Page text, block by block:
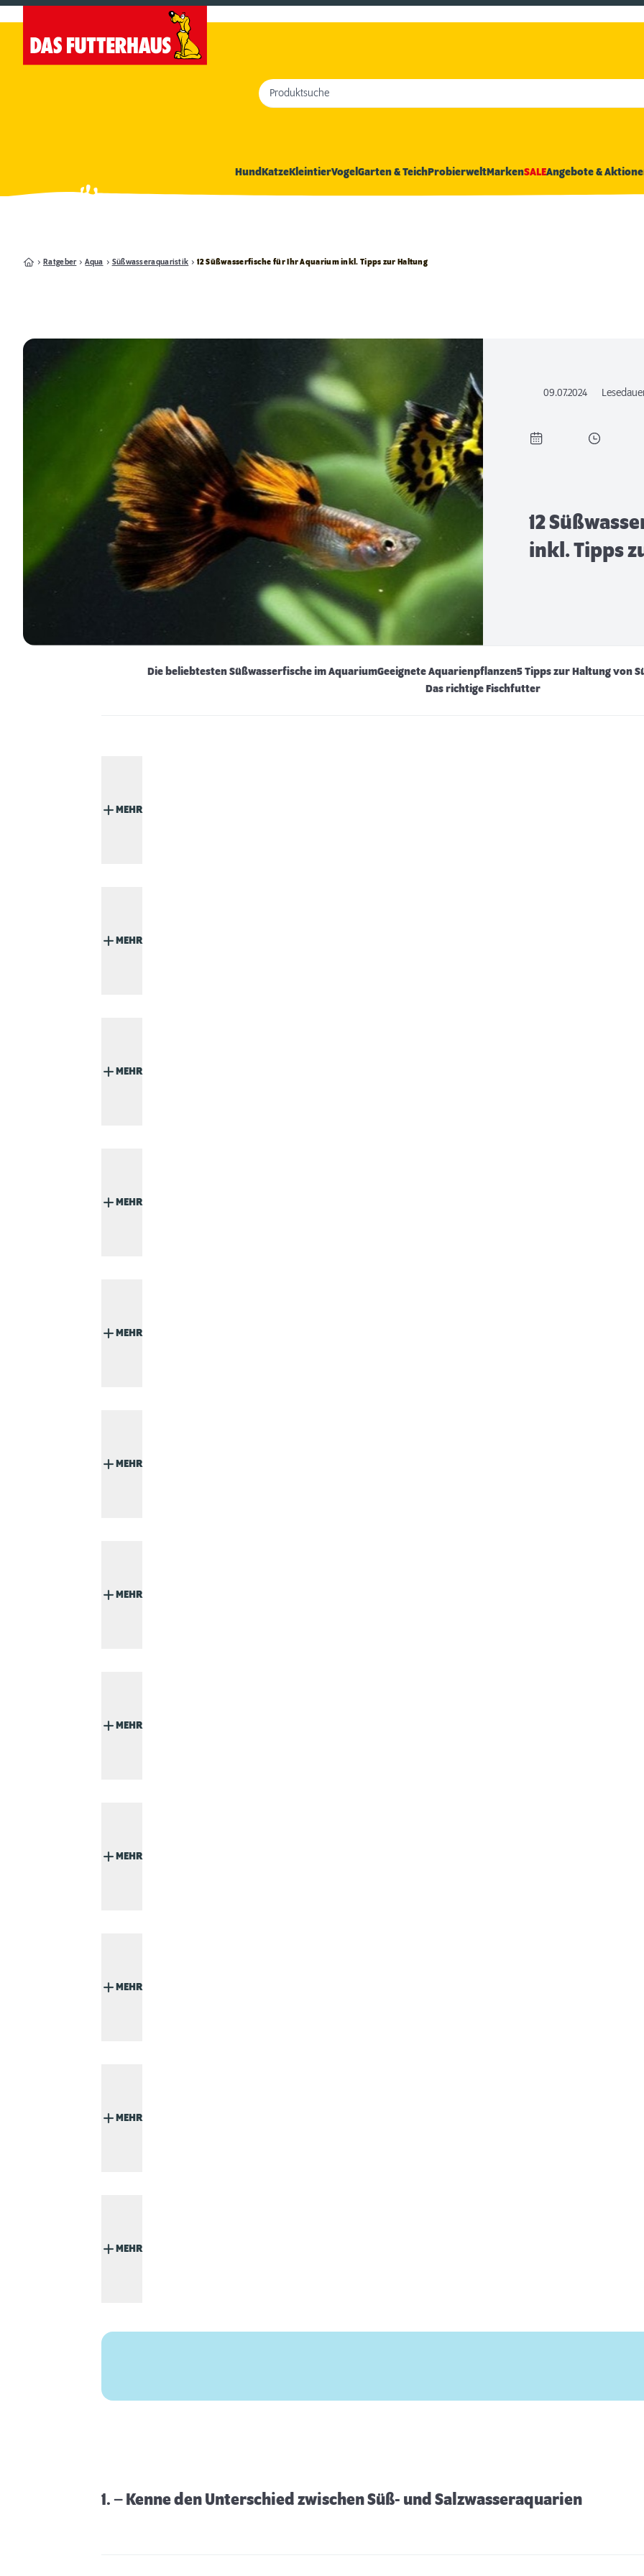
Produktsuche
HundKatzeKleintierVogel Garten & TeichProbierweltMarkenSALEAngebote &
Ratgeber Aqua Süßwasseraquaristik 12 Süßwasserfische für Ihr Aquarium inkl. Tipps zur Haltung
09.07.2024
12
inkl. Tipps
Die beliebtesten Süßwasserfische im AquariumGeeignete Aquarienpflanzen5 Tipps zur Haltung von
Das richtige Fischfutter
MEHR
MEHR
MEHR
MEHR
MEHR
MEHR
MEHR
MEHR
MEHR
MEHR
MEHR
MEHR
1. – Kenne den Unterschied zwischen Süß- und Salzwasseraquarien